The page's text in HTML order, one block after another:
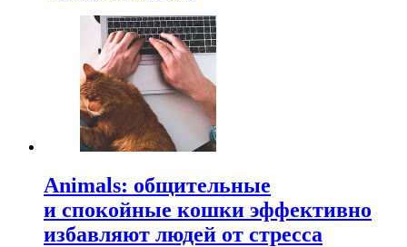
Animals: общительные
и спокойные кошки эффективно
избавляют людей от стресса